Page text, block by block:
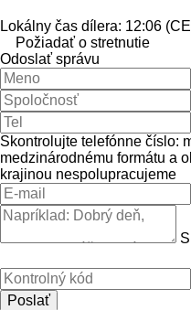
Lokálny čas dílera: 12:06
Požiadať o stretnutie
Odoslať správu
Skontrolujte telefónne číslo:
medzinárodnému formátu a
krajinou nespolupracujeme